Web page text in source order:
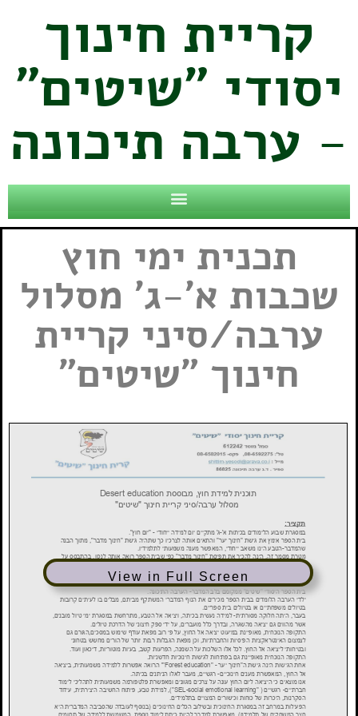
קריית חינוך
יסודי "שיטים"
- ערבה תיכונה
תכנית ימי חוץ
שכבות א'-ג' מסלול
ערבה/סיני קריית
חינוך "שיטים"
View in Full Screen